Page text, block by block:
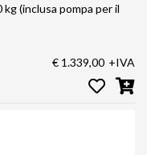
(inclusa pompa per il
€ 1.339,00 +IVA